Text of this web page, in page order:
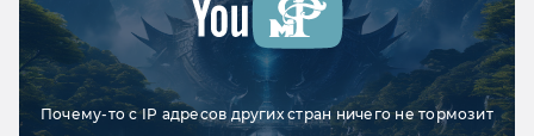
Почему-то с IP адресов других стран ничего не тормозит